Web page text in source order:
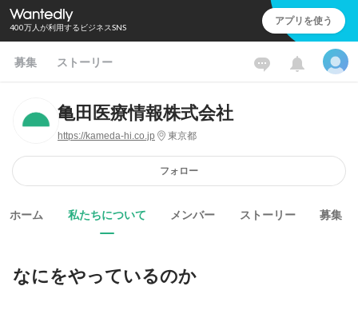
400万人が利用するビジネスSNS アプリを使う
募集 ストーリー
亀田医療情報株式会社
https://kameda-hi.co.jp 東京都
フォロー
ホーム 私たちについて メンバー ストーリー 募集
なにをやっているのか